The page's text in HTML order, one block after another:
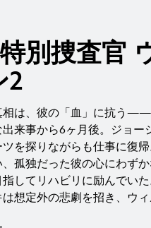
別捜査官
2
相は、彼の「血」に抗う——
来事から6ヶ月後。ジョー
を探りながらも仕事に復
、孤独だった彼の心にわず
してリハビリに励んでい
は想定外の悲劇を招き、ウ